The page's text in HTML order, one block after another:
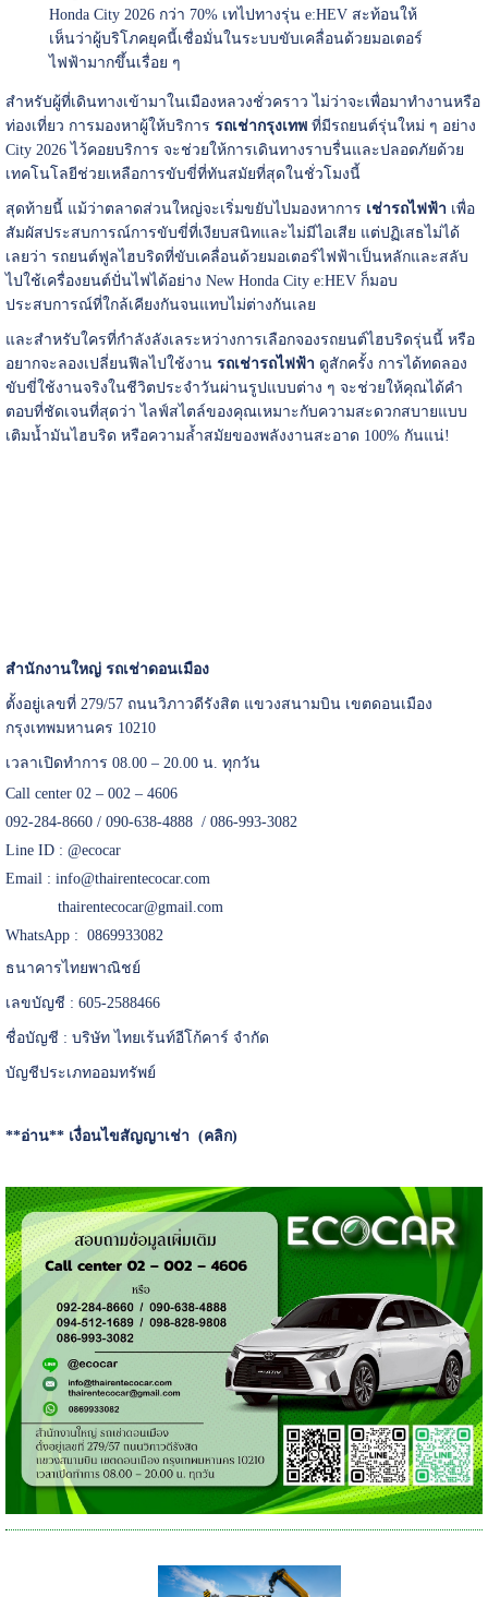
Honda City 2026 กว่า 70% เทไปทางรุ่น e:HEV สะท้อนให้
เห็นว่าผู้บริโภคยุคนี้เชื่อมั่นในระบบขับเคลื่อนด้วยมอเตอร์
ไฟฟ้ามากขึ้นเรื่อย ๆ
สำหรับผู้ที่เดินทางเข้ามาในเมืองหลวงชั่วคราว ไม่ว่าจะเพื่อมาทำงานหรือ
ท่องเที่ยว การมองหาผู้ให้บริการ รถเช่ากรุงเทพที่มีรถยนต์รุ่นใหม่ ๆ อย่าง
City 2026 ไว้คอยบริการ จะช่วยให้การเดินทางราบรื่นและปลอดภัยด้วย
เทคโนโลยีช่วยเหลือการขับขี่ที่ทันสมัยที่สุดในชั่วโมงนี้
สุดท้ายนี้ แม้ว่าตลาดส่วนใหญ่จะเริ่มขยับไปมองหาการ เช่ารถไฟฟ้า เพื่อ
สัมผัสประสบการณ์การขับขี่ที่เงียบสนิทและไม่มีไอเสีย แต่ปฏิเสธไม่ได้
เลยว่า รถยนต์ฟูลไฮบริดที่ขับเคลื่อนด้วยมอเตอร์ไฟฟ้าเป็นหลักและสลับ
ไปใช้เครื่องยนต์ปั่นไฟได้อย่าง New Honda City e:HEV ก็มอบ
ประสบการณ์ที่ใกล้เคียงกันจนแทบไม่ต่างกันเลย
และสำหรับใครที่กำลังลังเลระหว่างการเลือกจองรถยนต์ไฮบริดรุ่นนี้ หรือ
อยากจะลองเปลี่ยนฟีลไปใช้งาน รถเช่ารถไฟฟ้า ดูสักครั้ง การได้ทดลอง
ขับขี่ใช้งานจริงในชีวิตประจำวันผ่านรูปแบบต่าง ๆ จะช่วยให้คุณได้คำ
ตอบที่ชัดเจนที่สุดว่า ไลฟ์สไตล์ของคุณเหมาะกับความสะดวกสบายแบบ
เติมน้ำมันไฮบริด หรือความล้ำสมัยของพลังงานสะอาด 100% กันแน่!
สำนักงานใหญ่ รถเช่าดอนเมือง
ตั้งอยู่เลขที่ 279/57 ถนนวิภาวดีรังสิต แขวงสนามบิน เขตดอนเมือง
กรุงเทพมหานคร 10210
เวลาเปิดทำการ 08.00 – 20.00 น. ทุกวัน
Call center 02 – 002 – 4606
092-284-8660 / 090-638-4888 / 086-993-3082
Line ID : @ecocar
Email : info@thairentecocar.com
thairentecocar@gmail.com
WhatsApp : 0869933082
ธนาคารไทยพาณิชย์
เลขบัญชี : 605-2588466
ชื่อบัญชี : บริษัท ไทยเร้นท์อีโก้คาร์ จำกัด
บัญชีประเภทออมทรัพย์
**อ่าน** เงื่อนไขสัญญาเช่า (คลิก)